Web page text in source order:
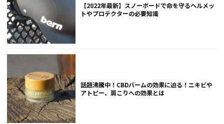
【2022年最新】スノーボードで命を守るヘルメッ
トやプロテクターの必要知識
話題沸騰中！CBDバームの効果に迫る！ニキビや
アトピー、肩こりへの効果とは